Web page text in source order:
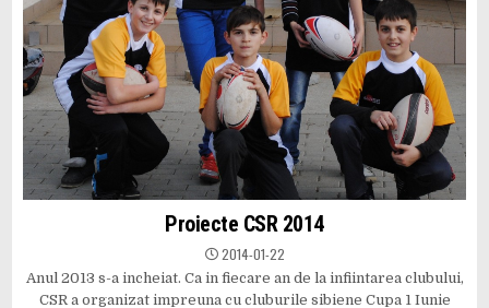
Proiecte CSR 2014
2014-01-22
Anul 2013 s-a incheiat. Ca in fiecare an de la infiintarea clubului,
CSR a organizat impreuna cu cluburile sibiene Cupa 1 Iunie